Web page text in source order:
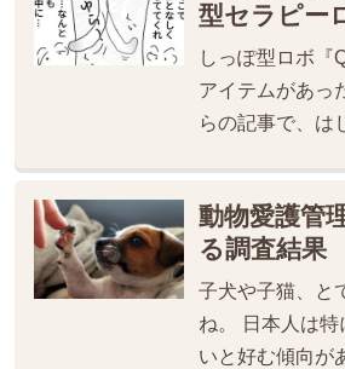
型セラピー
しっぽ型ロボ『
アイテムがあっ
らの記事で、は
動物愛護管
る調査結果
子犬や子猫、と
ね。 日本人は
いと好む傾向が